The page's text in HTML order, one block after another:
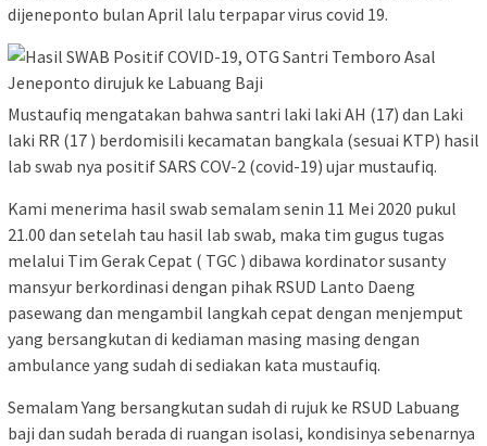
dijeneponto bulan April lalu terpapar virus covid 19.
Mustaufiq mengatakan bahwa santri laki laki AH (17) dan Laki
laki RR (17 ) berdomisili kecamatan bangkala (sesuai KTP) hasil
lab swab nya positif SARS COV-2 (covid-19) ujar mustaufiq.
Kami menerima hasil swab semalam senin 11 Mei 2020 pukul
21.00 dan setelah tau hasil lab swab, maka tim gugus tugas
melalui Tim Gerak Cepat ( TGC ) dibawa kordinator susanty
mansyur berkordinasi dengan pihak RSUD Lanto Daeng
pasewang dan mengambil langkah cepat dengan menjemput
yang bersangkutan di kediaman masing masing dengan
ambulance yang sudah di sediakan kata mustaufiq.
Semalam Yang bersangkutan sudah di rujuk ke RSUD Labuang
baji dan sudah berada di ruangan isolasi, kondisinya sebenarnya